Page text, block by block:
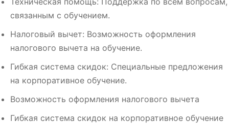
связанным с обучением.
Налоговый вычет: Возможность оформления
налогового вычета на обучение.
Гибкая система скидок: Специальные предложения
на корпоративное обучение.
Возможность оформления налогового вычета
Гибкая система скидок на корпоративное обучение